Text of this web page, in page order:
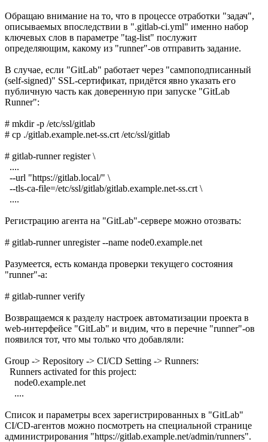
Обращаю внимание на то, что в процессе отработки "задач",
описываемых впоследствии в ".gitlab-ci.yml" именно набор
ключевых слов в параметре "tag-list" послужит
определяющим, какому из "runner"-ов отправить задание.
В случае, если "GitLab" работает через "сампоподписанный
(self-signed)" SSL-сертификат, придётся явно указать его
публичную часть как доверенную при запуске "GitLab
Runner":
# mkdir -p /etc/ssl/gitlab
# cp ./gitlab.example.net-ss.crt /etc/ssl/gitlab
# gitlab-runner register \
....
--url "https://gitlab.local/" \
--tls-ca-file=/etc/ssl/gitlab/gitlab.example.net-ss.crt \
....
Регистрацию агента на "GitLab"-сервере можно отозвать:
# gitlab-runner unregister --name node0.example.net
Разумеется, есть команда проверки текущего состояния
"runner"-а:
# gitlab-runner verify
Возвращаемся к разделу настроек автоматизации проекта в
web-интерфейсе "GitLab" и видим, что в перечне "runner"-ов
появился тот, что мы только что добавляли:
Group -> Repository -> CI/CD Setting -> Runners:
Runners activated for this project:
node0.example.net
....
Список и параметры всех зарегистрированных в "GitLab"
CI/CD-агентов можно посмотреть на специальной странице
администрирования "https://gitlab.example.net/admin/runners".